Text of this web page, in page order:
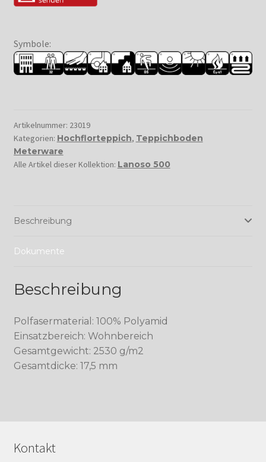
Symbole:
Artikelnummer: 23019
Kategorien: Hochflorteppich, Teppichboden
Meterware
Alle Artikel dieser Kollektion: Lanoso 500
Beschreibung
Dokumente
Beschreibung
Polfasermaterial: 100% Polyamid
Einsatzbereich: Wohnbereich
Gesamtgewicht: 2530 g/m2
Gesamtdicke: 17,5 mm
Kontakt